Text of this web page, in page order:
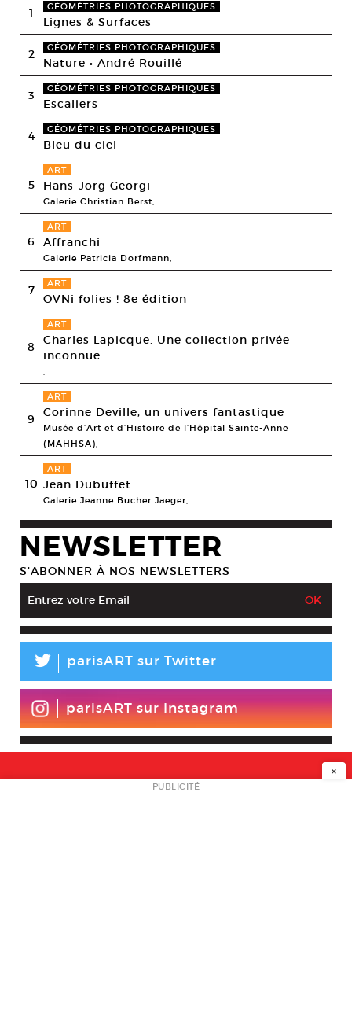
1 GÉOMÉTRIES PHOTOGRAPHIQUES
Lignes & Surfaces
2 GÉOMÉTRIES PHOTOGRAPHIQUES
Nature • André Rouillé
3 GÉOMÉTRIES PHOTOGRAPHIQUES
Escaliers
4 GÉOMÉTRIES PHOTOGRAPHIQUES
Bleu du ciel
5
ART
Hans-Jörg Georgi
Galerie Christian Berst,
6
ART
Affranchi
Galerie Patricia Dorfmann,
7 ART
OVNi folies ! 8e édition
8
ART
Charles Lapicque. Une collection privée
inconnue
,
9
ART
Corinne Deville, un univers fantastique
Musée d’Art et d’Histoire de l’Hôpital Sainte-Anne
(MAHHSA),
10
ART
Jean Dubuffet
Galerie Jeanne Bucher Jaeger,
NEWSLETTER
S’ABONNER À NOS NEWSLETTERS
L parisART sur Twitter
parisART sur Instagram
NEWSLETTER
×
PUBLICITÉ